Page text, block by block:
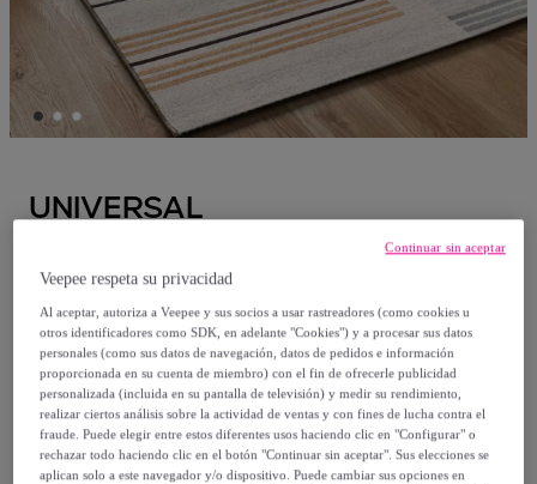
UNIVERSAL
CRAFT Alfombra étnica en tonos gris y
beige, varias medidas disponibles
Desde
75,95 €
151,90 €
-50%
Veepee respeta su privacidad
Al aceptar, autoriza a Veepee y sus socios a usar rastreadores (como cookies u
otros identificadores como SDK, en adelante "Cookies") y a procesar sus datos
personales (como sus datos de navegación, datos de pedidos e información
proporcionada en su cuenta de miembro) con el fin de ofrecerle publicidad
personalizada (incluida en su pantalla de televisión) y medir su rendimiento,
realizar ciertos análisis sobre la actividad de ventas y con fines de lucha contra el
fraude. Puede elegir entre estos diferentes usos haciendo clic en "Configurar" o
rechazar todo haciendo clic en el botón "Continuar sin aceptar". Sus elecciones se
aplican solo a este navegador y/o dispositivo. Puede cambiar sus opciones en
Continuar sin aceptar